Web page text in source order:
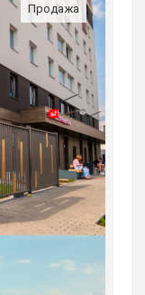
мкр
Продажа